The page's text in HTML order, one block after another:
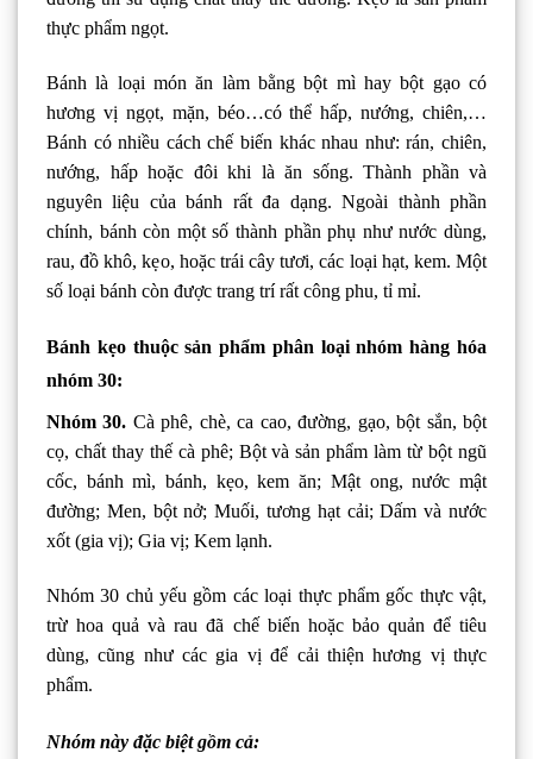
thực phẩm ngọt.
Bánh là loại món ăn làm bằng bột mì hay bột gạo có
hương vị ngọt, mặn, béo…có thể hấp, nướng, chiên,…
Bánh có nhiều cách chế biến khác nhau như: rán, chiên,
nướng, hấp hoặc đôi khi là ăn sống. Thành phần và
nguyên liệu của bánh rất đa dạng. Ngoài thành phần
chính, bánh còn một số thành phần phụ như nước dùng,
rau, đồ khô, kẹo, hoặc trái cây tươi, các loại hạt, kem. Một
số loại bánh còn được trang trí rất công phu, tỉ mỉ.
Bánh kẹo thuộc sản phẩm phân loại nhóm hàng hóa
nhóm 30:
Nhóm 30. Cà phê, chè, ca cao, đường, gạo, bột sắn, bột
cọ, chất thay thế cà phê; Bột và sản phẩm làm từ bột ngũ
cốc, bánh mì, bánh, kẹo, kem ăn; Mật ong, nước mật
đường; Men, bột nở; Muối, tương hạt cải; Dấm và nước
xốt (gia vị); Gia vị; Kem lạnh.
Nhóm 30 chủ yếu gồm các loại thực phẩm gốc thực vật,
trừ hoa quả và rau đã chế biến hoặc bảo quản để tiêu
dùng, cũng như các gia vị để cải thiện hương vị thực
phẩm.
Nhóm này đặc biệt gồm cả: